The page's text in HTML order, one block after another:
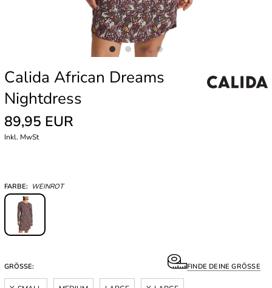
Calida African Dreams
Nightdress
89,95 EUR
Inkl. MwSt
FARBE: WEINROT
GRÖSSE: FINDE DEINE GRÖSSE